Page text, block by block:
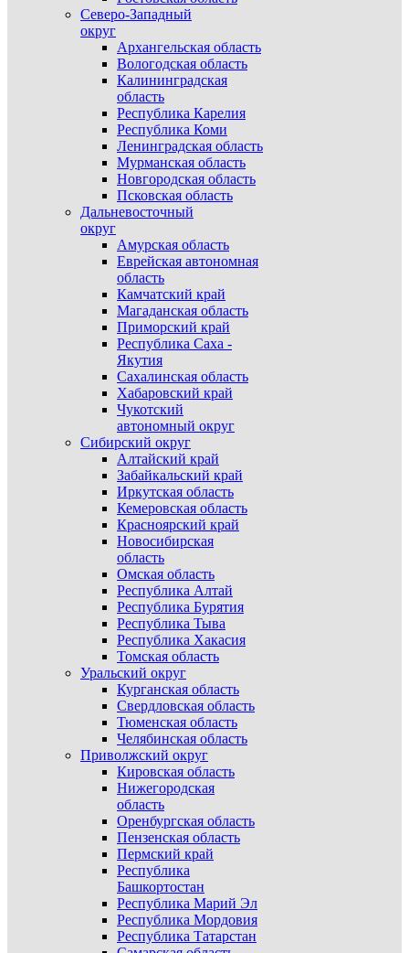
Северо-Западный
округ
Архангельская область
Вологодская область
Калининградская
область
Республика Карелия
Республика Коми
Ленинградская область
Мурманская область
Новгородская область
Псковская область
Дальневосточный
округ
Амурская область
Еврейская автономная
область
Камчатский край
Магаданская область
Приморский край
Республика Саха -
Якутия
Сахалинская область
Хабаровский край
Чукотский
автономный округ
Сибирский округ
Алтайский край
Забайкальский край
Иркутская область
Кемеровская область
Красноярский край
Новосибирская
область
Омская область
Республика Алтай
Республика Бурятия
Республика Тыва
Республика Хакасия
Томская область
Уральский округ
Курганская область
Свердловская область
Тюменская область
Челябинская область
Приволжский округ
Кировская область
Нижегородская
область
Оренбургская область
Пензенская область
Пермский край
Республика
Башкортостан
Республика Марий Эл
Республика Мордовия
Республика Татарстан